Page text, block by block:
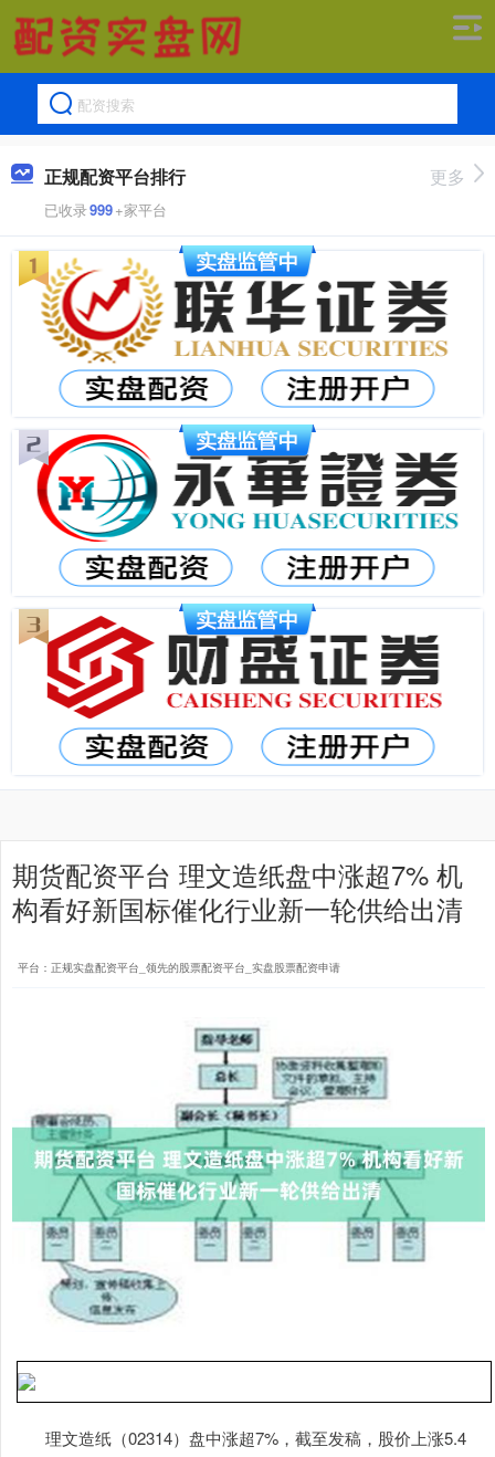
正规配资平台排行
已收录999+家平台
更多
期货配资平台 理文造纸盘中涨超7% 机
构看好新国标催化行业新一轮供给出清
平台：正规实盘配资平台_领先的股票配资平台_实盘股票配资申请
理文造纸（02314）盘中涨超7%，截至发稿，股价上涨5.4